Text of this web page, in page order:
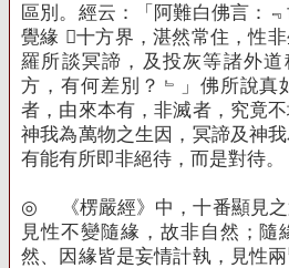
區別。經云：「阿難白佛言：
覺緣 十方界，湛然常住，性
羅所談冥諦，及投灰等諸外
方，有何差別？﹄」佛所說真
者，由來本有，非滅者，究竟
神我為萬物之生因，冥諦及神
有能有所即非絕待，而是對待。
◎
《楞嚴經》中，十番顯見
見性不變隨緣，故非自然；隨
然、因緣皆是妄情計執，見性